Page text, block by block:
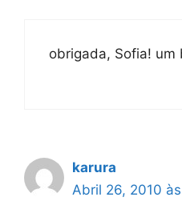
obrigada, Sofia! um
karura
Abril 26, 2010